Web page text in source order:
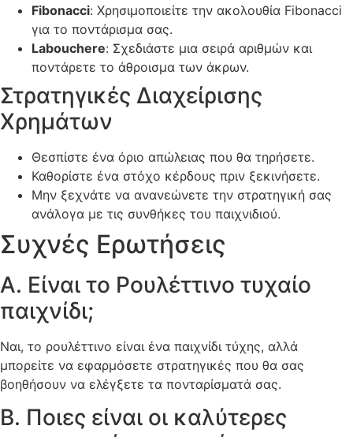
Fibonacci: Χρησιμοποιείτε την ακολουθία Fibonacci
για το ποντάρισμα σας.
Labouchere: Σχεδιάστε μια σειρά αριθμών και
ποντάρετε το άθροισμα των άκρων.
Στρατηγικές Διαχείρισης
Χρημάτων
Θεσπίστε ένα όριο απώλειας που θα τηρήσετε.
Καθορίστε ένα στόχο κέρδους πριν ξεκινήσετε.
Μην ξεχνάτε να ανανεώνετε την στρατηγική σας
ανάλογα με τις συνθήκες του παιχνιδιού.
Συχνές Ερωτήσεις
Α. Είναι το Ρουλέττινο τυχαίο
παιχνίδι;
Ναι, το ρουλέττινο είναι ένα παιχνίδι τύχης, αλλά
μπορείτε να εφαρμόσετε στρατηγικές που θα σας
βοηθήσουν να ελέγξετε τα πονταρίσματά σας.
Β. Ποιες είναι οι καλύτερες